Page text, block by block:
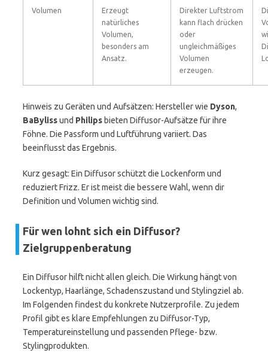
Volumen
Erzeugt
natürliches
Volumen,
besonders am
Ansatz.
Direkter Luftstrom
kann flach drücken
oder
ungleichmäßiges
Volumen
erzeugen.
Hinweis zu Geräten und Aufsätzen: Hersteller wie Dyson,
BaBylissund Philips bieten Diffusor-Aufsätze für ihre
Föhne. Die Passform und Luftführung variiert. Das
beeinflusst das Ergebnis.
Kurz gesagt: Ein Diffusor schützt die Lockenform und
reduziert Frizz. Er ist meist die bessere Wahl, wenn dir
Definition und Volumen wichtig sind.
Für wen lohnt sich ein Diffusor?
Zielgruppenberatung
Ein Diffusor hilft nicht allen gleich. Die Wirkung hängt von
Lockentyp, Haarlänge, Schadenszustand und Stylingziel ab.
Im Folgenden findest du konkrete Nutzerprofile. Zu jedem
Profil gibt es klare Empfehlungen zu Diffusor-Typ,
Temperatureinstellung und passenden Pflege- bzw.
Stylingprodukten.